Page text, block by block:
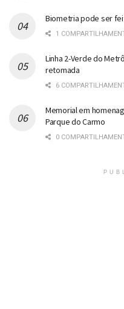
Biometria pode ser
1
Linha 2-Verde do
retomada
6
Memorial em
Parque do Carmo
0